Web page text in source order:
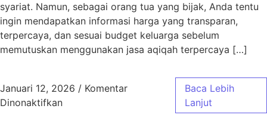
syariat. Namun, sebagai orang tua yang bijak, Anda tentu
ingin mendapatkan informasi harga yang transparan,
terpercaya, dan sesuai budget keluarga sebelum
memutuskan menggunakan jasa aqiqah terpercaya […]
Januari 12, 2026 / Komentar
Dinonaktifkanpada Harga Aqiqah Bandung, Antar Gratis!
Baca Lebih
Lanjut